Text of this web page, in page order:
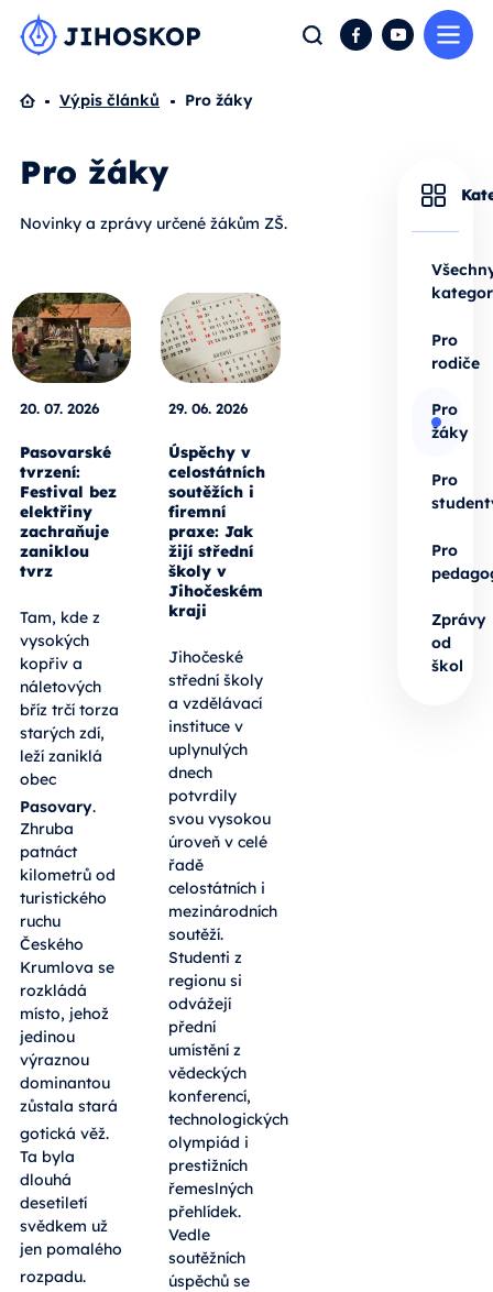
Hledat FacebookYouTube
Domů
Výpis článků Pro žáky
Pro žáky
Novinky a zprávy určené žákům ZŠ.
20. 07. 2026
Pasovarské
tvrzení:
Festival bez
elektřiny
zachraňuje
zaniklou
tvrz
Tam, kde z
vysokých
kopřiv a
náletových
bříz trčí torza
starých zdí,
leží zaniklá
obec
Pasovary.
Zhruba
patnáct
kilometrů od
turistického
ruchu
Českého
Krumlova se
rozkládá
místo, jehož
jedinou
výraznou
dominantou
zůstala stará
gotická věž.
Ta byla
dlouhá
desetiletí
svědkem už
jen pomalého
rozpadu.
29. 06. 2026
Úspěchy v
celostátních
soutěžích i
firemní
praxe: Jak
žijí střední
školy v
Jihočeském
kraji
Jihočeské
střední školy
a vzdělávací
instituce v
uplynulých
dnech
potvrdily
svou vysokou
úroveň v celé
řadě
celostátních i
mezinárodních
soutěží.
Studenti z
regionu si
odvážejí
přední
umístění z
vědeckých
konferencí,
technologických
olympiád i
prestižních
řemeslných
přehlídek.
Vedle
soutěžních
úspěchů se
Pro
rodiče
Pro
žáky
Pro
Pro
Zprávy
od
škol